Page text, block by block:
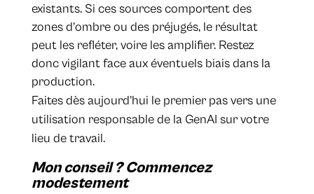
existants. Si ces sources comportent des
zones d’ombre ou des préjugés, le résultat
peut les refléter, voire les amplifier. Restez
donc vigilant face aux éventuels biais dans la
production.
Faites dès aujourd’hui le premier pas vers une
utilisation responsable de la GenAI sur votre
lieu de travail.
Mon conseil ? Commencez
modestement